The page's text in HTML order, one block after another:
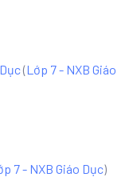
(Lớp 7 - NXB Giáo
7 - NXB Giáo Dục)